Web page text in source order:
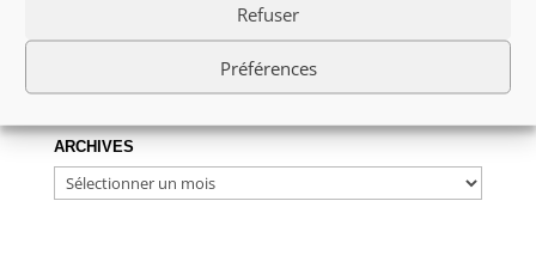
Refuser
Préférences
ARCHIVES
ARCHIVES